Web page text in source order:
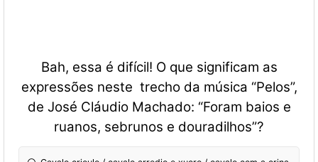
Bah, essa é difícil! O que significam as
expressões neste trecho da música “Pelos”,
de José Cláudio Machado: “Foram baios e
ruanos, sebrunos e douradilhos”?